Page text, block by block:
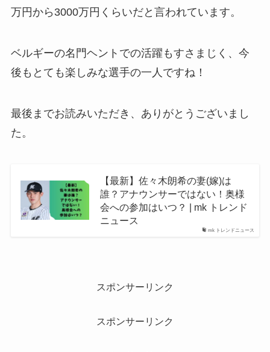
万円から3000万円くらいだと言われています。
ベルギーの名門ヘントでの活躍もすさまじく、今
後もとても楽しみな選手の一人ですね！
最後までお読みいただき、ありがとうございまし
た。
mk トレンドニュース
【最新】佐々木朗希の妻(嫁)は
誰？アナウンサーではない！奥様
会への参加はいつ？ | mk トレンド
ニュース
スポンサーリンク
スポンサーリンク